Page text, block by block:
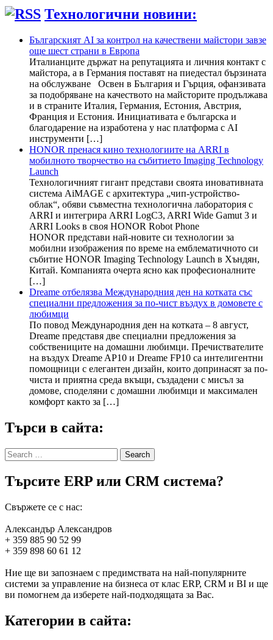
Технологични новини:
Българският AI за контрол на качествени майстори завзе
още шест страни в Европа
Италианците държат на репутацията и личния контакт с
майстора, а в Германия поставят на пиедестал бързината
на обслужване Освен в България и Гърция, офанзивата
за подобряване на качеството на майсторите продължава
и в страните Италия, Германия, Естония, Австрия,
Франция и Естония. Инициативата е българска и
благодарение на изработена у нас платформа с AI
инструменти […]
HONOR пренася кино технологиите на ARRI в
мобилното творчество на събитието Imaging Technology
Launch
Технологичният гигант представи своята иновативната
система AiMAGE с архитектура „чип-устройство-
облак“, обяви съвместна технологична лаборатория с
ARRI и интегрира ARRI LogC3, ARRI Wide Gamut 3 и
ARRI Looks в своя HONOR Robot Phone
HONOR представи най-новите си технологии за
мобилни изображения по време на емблематичното си
събитие HONOR Imaging Technology Launch в Хъндян,
Китай. Компанията очерта ясно как професионалните
[…]
Dreame отбелязва Международния ден на котката със
специални предложения за по-чист въздух в домовете с
любимци
По повод Международния ден на котката – 8 август,
Dreame представя две специални предложения за
собствениците на домашни любимци. Пречиствателите
на въздух Dreame AP10 и Dreame FP10 са интелигентни
помощници с елегантен дизайн, които допринасят за по-
чиста и приятна среда вкъщи, създадени с мисъл за
домове, споделяни с домашни любимци и максимален
комфорт както за […]
Търси в сайта:
Search
for:
Търсите ERP или CRM система?
Свържете се с нас:
Александър Александров
+ 359 885 90 52 99
+ 359 898 60 61 12
Ние ще ви запознаем с предимствата на най-популярните
системи за управление на бизнеса от клас ERP, CRM и BI и ще
ви помогнем да изберете най-подходящата за Вас.
Категории в сайта: